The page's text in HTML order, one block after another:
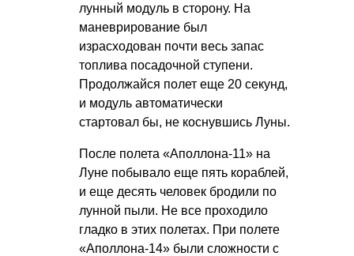
лунный модуль в сторону. На
маневрирование был
израсходован почти весь запас
топлива посадочной ступени.
Продолжайся полет еще 20 секунд,
и модуль автоматически
стартовал бы, не коснувшись Луны.
После полета «Аполлона-11» на
Луне побывало еще пять кораблей,
и еще десять человек бродили по
лунной пыли. Не все проходило
гладко в этих полетах. При полете
«Аполлона-14» были сложности с